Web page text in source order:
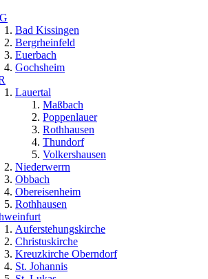
Bad Kissingen
Bergrheinfeld
Euerbach
Gochsheim
Lauertal
Maßbach
Poppenlauer
Rothhausen
Thundorf
Volkershausen
Niederwerrn
Obbach
Obereisenheim
Rothhausen
Auferstehungskirche
Christuskirche
Kreuzkirche Oberndorf
St. Johannis